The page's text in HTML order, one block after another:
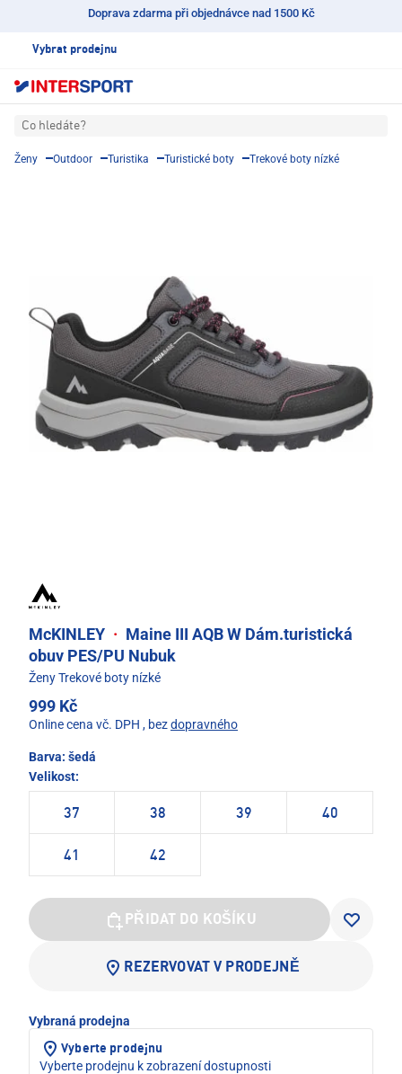
Doprava zdarma při objednávce nad 1500 Kč
Vybrat prodejnu
Co hledáte?
Ženy Outdoor Turistika Turistické boty Trekové boty nízké
McKINLEY · Maine III AQB W Dám.turistická
obuv PES/PU Nubuk
Ženy Trekové boty nízké
999 Kč
Online cena vč. DPH , bezdopravného
Barva: šedá
Velikost:
37 38 39 40
41 42
PŘIDAT DO KOŠÍKU
REZERVOVAT V PRODEJNĚ
Vybraná prodejna
Vyberte prodejnu
Vyberte prodejnu k zobrazení dostupnosti